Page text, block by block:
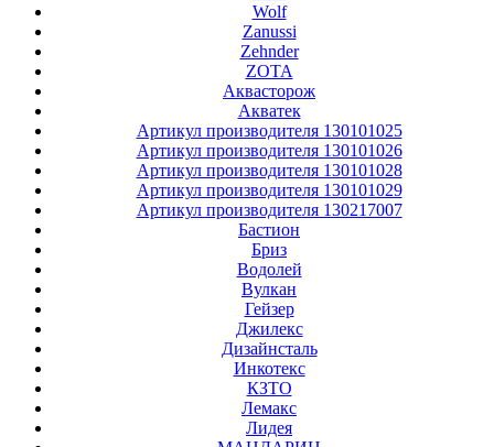
Wolf
Zanussi
Zehnder
ZOTA
Аквасторож
Акватек
Артикул производителя 130101025
Артикул производителя 130101026
Артикул производителя 130101028
Артикул производителя 130101029
Артикул производителя 130217007
Бастион
Бриз
Водолей
Вулкан
Гейзер
Джилекс
Дизайнсталь
Инкотекс
КЗТО
Лемакс
Лидея